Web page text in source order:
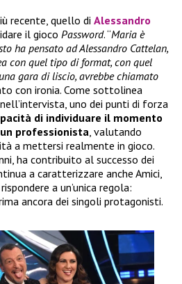
recente, quello di Alessandro
il gioco Password. “Maria è
ha pensato ad Alessandro Cattelan,
con quel tipo di format, con quel
gara di liscio, avrebbe chiamato
con ironia. Come sottolinea
uno dei punti di forza
di individuare il momento
professionista , valutando
a mettersi realmente in gioco.
ha contribuito al successo dei
a caratterizzare anche Amici,
a un’unica regola:
ancora dei singoli protagonisti.